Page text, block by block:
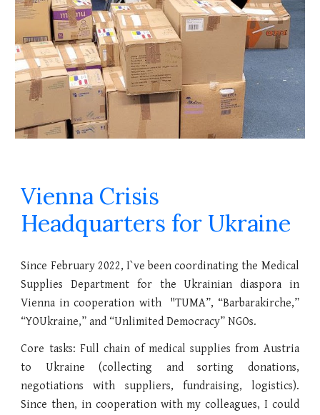
Vienna Crisis
Headquarters for Ukraine
Since February 2022, I`ve been coordinating the Medical
Supplies Department for the Ukrainian diaspora in
Vienna in cooperation with "TUMA”, “Barbarakirche,”
“YOUkraine,” and “Unlimited Democracy” NGOs.
Core tasks: Full chain of medical supplies from Austria
to Ukraine (collecting and sorting donations,
negotiations with suppliers, fundraising, logistics).
Since then, in cooperation with my colleagues, I could